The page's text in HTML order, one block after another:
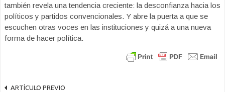
también revela una tendencia creciente: la desconfianza hacia los
políticos y partidos convencionales. Y abre la puerta a que se
escuchen otras voces en las instituciones y quizá a una nueva
forma de hacer política.
ARTÍCULO PREVIO